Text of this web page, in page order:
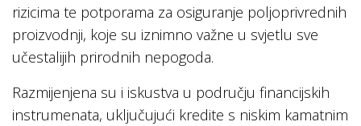
rizicima te potporama za osiguranje poljoprivrednih
proizvodnji, koje su iznimno važne u svjetlu sve
učestalijih prirodnih nepogoda.
Razmijenjena su i iskustva u području financijskih
instrumenata, uključujući kredite s niskim kamatnim